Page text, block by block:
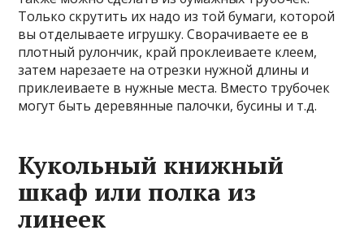
Только скрутить их надо из той бумаги, которой
вы отделываете игрушку. Сворачиваете ее в
плотный рулончик, край проклеиваете клеем,
затем нарезаете на отрезки нужной длины и
приклеиваете в нужные места. Вместо трубочек
могут быть деревянные палочки, бусины и т.д.
Кукольный книжный
шкаф или полка из
линеек